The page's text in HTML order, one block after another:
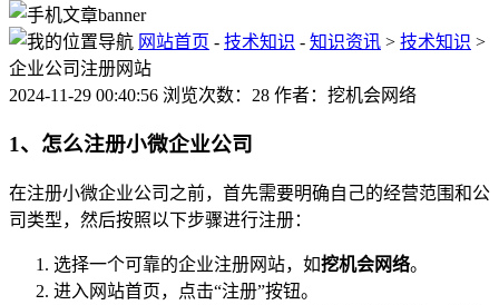
网站首页 - 技术知识 - 知识资讯 > 技术知识 >
企业公司注册网站
2024-11-29 00:40:56 浏览次数：28 作者：挖机会网络
1、怎么注册小微企业公司
在注册小微企业公司之前，首先需要明确自己的经营范围和公
司类型，然后按照以下步骤进行注册：
选择一个可靠的企业注册网站，如挖机会网络。
进入网站首页，点击“注册”按钮。